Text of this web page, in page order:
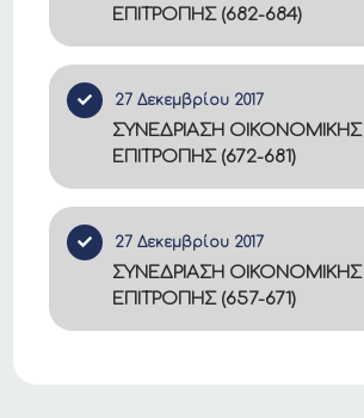
ΕΠΙΤΡΟΠΗΣ (682-684)
27 Δεκεμβρίου 2017
ΣΥΝΕΔΡΙΑΣΗ ΟΙΚΟΝΟΜΙΚΗΣ
ΕΠΙΤΡΟΠΗΣ (672-681)
27 Δεκεμβρίου 2017
ΣΥΝΕΔΡΙΑΣΗ ΟΙΚΟΝΟΜΙΚΗΣ
ΕΠΙΤΡΟΠΗΣ (657-671)